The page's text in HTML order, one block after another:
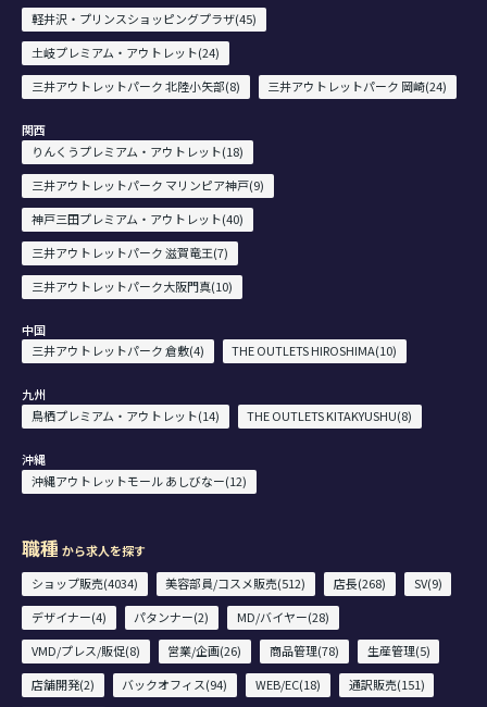
軽井沢・プリンスショッピングプラザ(45)
土岐プレミアム・アウトレット(24)
三井アウトレットパーク 北陸小矢部(8)
三井アウトレットパーク 岡崎(24)
関西
りんくうプレミアム・アウトレット(18)
三井アウトレットパーク マリンピア神戸(9)
神戸三田プレミアム・アウトレット(40)
三井アウトレットパーク 滋賀竜王(7)
三井アウトレットパーク大阪門真(10)
中国
三井アウトレットパーク 倉敷(4)
THE OUTLETS HIROSHIMA(10)
九州
鳥栖プレミアム・アウトレット(14)
THE OUTLETS KITAKYUSHU(8)
沖縄
沖縄アウトレットモール あしびなー(12)
職種 から求人を探す
ショップ販売(4034)
美容部員/コスメ販売(512) 店長(268)
SV(9)
デザイナー(4)
パタンナー(2)
MD/バイヤー(28)
VMD/プレス/販促(8)
営業/企画(26) 商品管理(78)
生産管理(5)
店舗開発(2)
バックオフィス(94) WEB/EC(18)
通訳販売(151)